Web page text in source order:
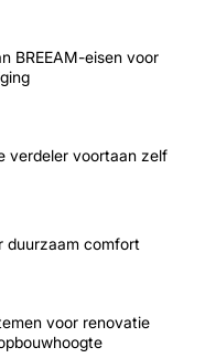
BREEAM-eisen voor
verdeler voortaan zelf
duurzaam comfort
voor renovatie